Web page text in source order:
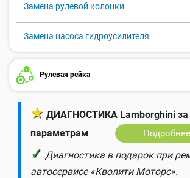
Замена рулевой колонки
Замена насоса гидроусилителя
Рулевая рейка
★ ДИАГНОСТИКА Lamborghini за
параметрам
Подробнее
✓ Диагностика в подарок при
автосервисе «Кволити Моторс».